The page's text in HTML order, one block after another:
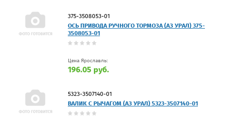
375-3508053-01
ОСЬ ПРИВОДА РУЧНОГО ТОРМОЗА (АЗ УРАЛ) 375-
3508053-01
Цена Ярославль:
196.05 руб.
5323-3507140-01
ВАЛИК С РЫЧАГОМ (АЗ УРАЛ) 5323-3507140-01